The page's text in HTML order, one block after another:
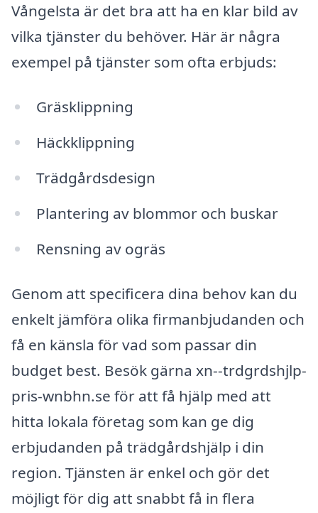
Vångelsta är det bra att ha en klar bild av
vilka tjänster du behöver. Här är några
exempel på tjänster som ofta erbjuds:
Gräsklippning
Häckklippning
Trädgårdsdesign
Plantering av blommor och buskar
Rensning av ogräs
Genom att specificera dina behov kan du
enkelt jämföra olika firmanbjudanden och
få en känsla för vad som passar din
budget best. Besök gärna xn--trdgrdshjlp-
pris-wnbhn.se för att få hjälp med att
hitta lokala företag som kan ge dig
erbjudanden på trädgårdshjälp i din
region. Tjänsten är enkel och gör det
möjligt för dig att snabbt få in flera